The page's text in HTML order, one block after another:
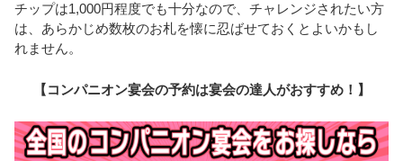
チップは1,000円程度でも十分なので、チャレンジされたい方
は、あらかじめ数枚のお札を懐に忍ばせておくとよいかもし
れません。
【コンパニオン宴会の予約は宴会の達人がおすすめ！】